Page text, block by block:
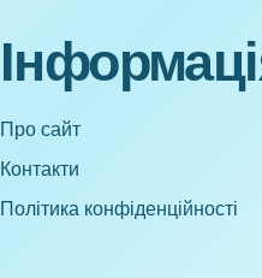
Про сайт
Контакти
Політика конфіденційності